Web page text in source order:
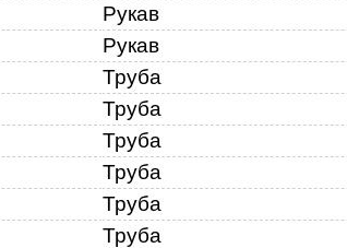
Рукав
Рукав
Труба
Труба
Труба
Труба
Труба
Труба